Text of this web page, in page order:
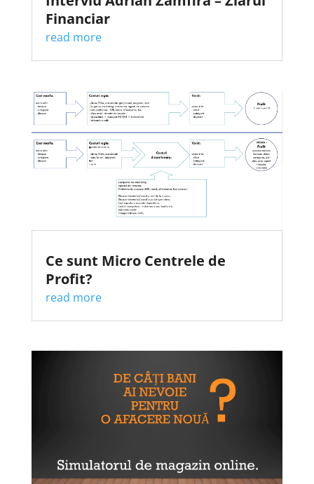
Financiar
read more
Ce sunt Micro Centrele de
Profit?
read more